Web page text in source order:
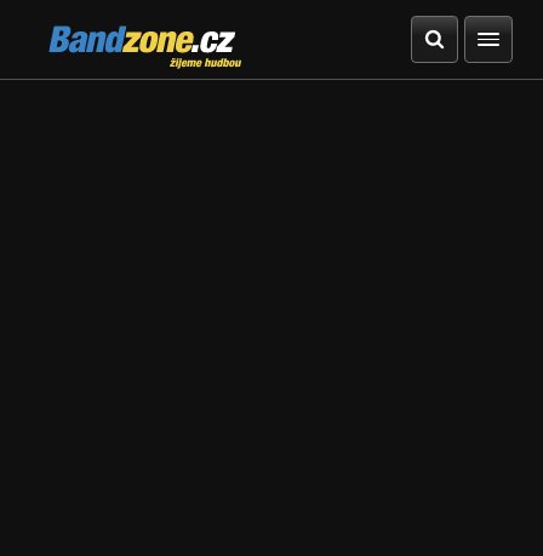
Bandzone.cz
žijeme hudbou